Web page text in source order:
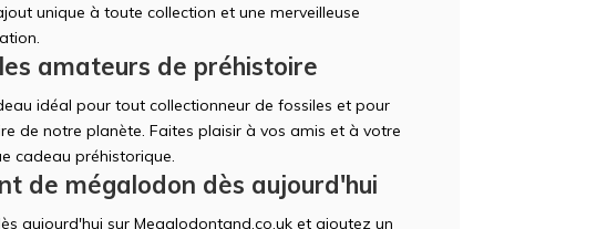
unique à toute collection et une merveilleuse
amateurs de préhistoire
idéal pour tout collectionneur de fossiles et pour
de notre planète. Faites plaisir à vos amis et à votre
cadeau préhistorique.
de mégalodon dès aujourd'hui
aujourd'hui sur Megalodontand.co.uk et ajoutez un